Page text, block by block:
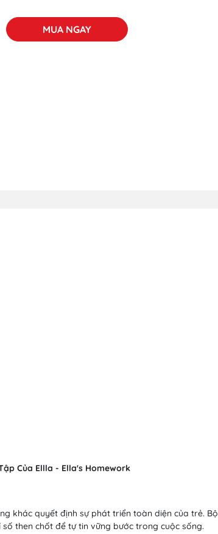
MUA NGAY
Của Ellla - Ella's Homework
khác quyết định sự phát triển toàn diện của trẻ. Bộ
số then chốt để tự tin vững bước trong cuộc sống.